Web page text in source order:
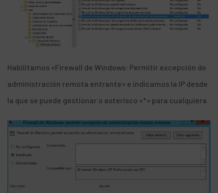
Habilitamos «Firewall de Windows: Permitir excepción de
administración remota entrante» e indicamos la IP desde
la que se puede gestionar o asterisco «*» para cualquiera